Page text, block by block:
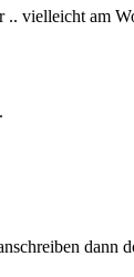
vielleicht am